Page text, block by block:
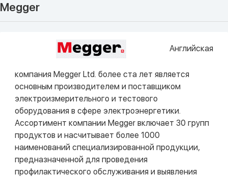
Megger
Английская
компания Megger Ltd. более ста лет является
основным производителем и поставщиком
электроизмерительного и тестового
оборудования в сфере электроэнергетики.
Ассортимент компании Megger включает 30 групп
продуктов и насчитывает более 1000
наименований специализированной продукции,
предназначенной для проведения
профилактического обслуживания и выявления